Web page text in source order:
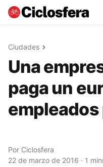
Ciudades
Una
paga un
empleados
Por Ciclosfera
22 de marzo de 2016 · 1